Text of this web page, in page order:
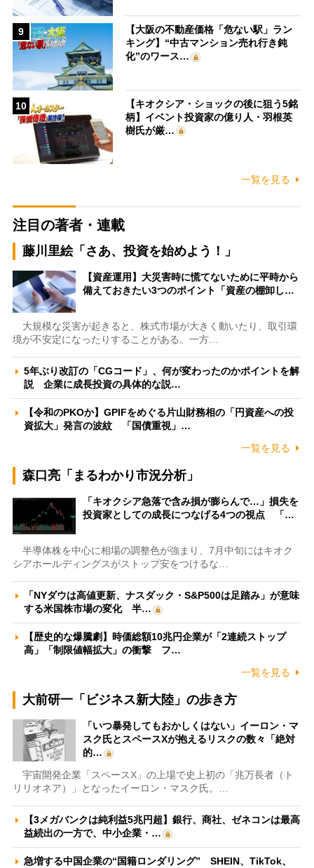
9
【大阪の不動産価格「危ない駅」ラン
キング】“中古マンション売れ行き鈍
化”のワース…
10
【キオクシア・ショックの後に狙う5銘
柄】イベント投資家の億り人・羽根英
樹氏が厳…
一覧を見る
注目の著者・連載
藤川里絵「さあ、投資を始めよう！」
【資産運用】大災害時に慌てないために平時から
備えておきたい3つのポイント「資産の棚卸し…
大規模な災害が起きると、株式市場が大きく動いたり、取引環
境が不安定になったりすることがある。一方…
5年ぶり改訂の「CGコード」、何が変わったのかポイントを解
説 企業に成長投資の具体的な説…
【令和のPKOか】GPIFをめぐる片山財務相の「円資産への投
資拡大」発言の波紋 「国債重視」…
一覧を見る
森口亮「まるわかり市況分析」
「キオクシア急落で含み損が膨らんで…」損失を
投資家としての成長につなげる4つの視点 「…
半導体株を中心に相場の調整色が強まり、7月中旬にはキオク
シアホールディングスがストップ安をつけるな…
「NYダウは高値更新、ナスダック・S&P500は足踏み」が意味
する米国株市場の変化 半…
【歴史的な爆騰劇】時価総額10兆円企業が「2連続ストップ
高」「制限値幅拡大」の衝撃 フ…
一覧を見る
大前研一「ビジネス新大陸」の歩き方
「いつ暴発してもおかしくはない」イーロン・マ
スク氏とスペースXが抱えるリスクの数々「絶対
的…
宇宙開発企業「スペースX」の上場で史上初の「兆万長者（ト
リリオネア）」となったイーロン・マスク氏。…
【3メガバンクは純利益5兆円超】銀行、商社、ゼネコンは最高
益続出の一方で、中小企業・…
急増する中国企業の“国籍ロンダリング” SHEIN、TikTok、